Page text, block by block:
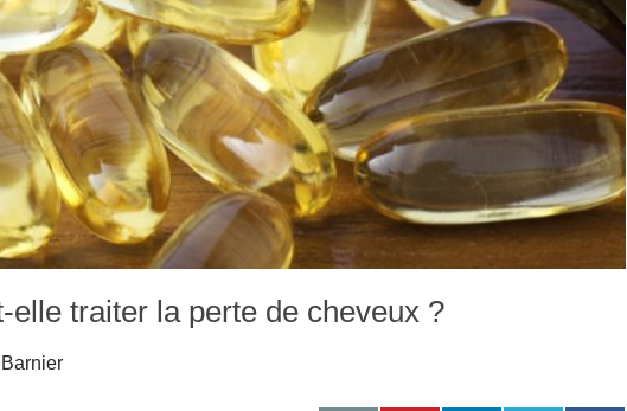
elle traiter la perte de cheveux ?